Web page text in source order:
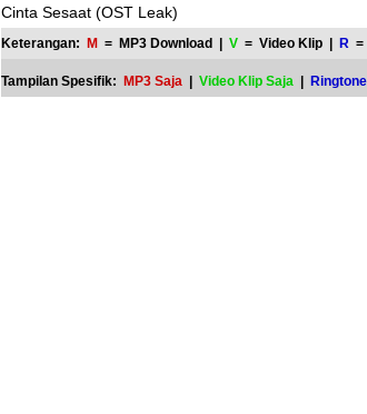
Cinta Sesaat (OST Leak)
Keterangan: M = MP3 Download | V = Video Klip | R =
Tampilan Spesifik: MP3 Saja | Video Klip Saja |